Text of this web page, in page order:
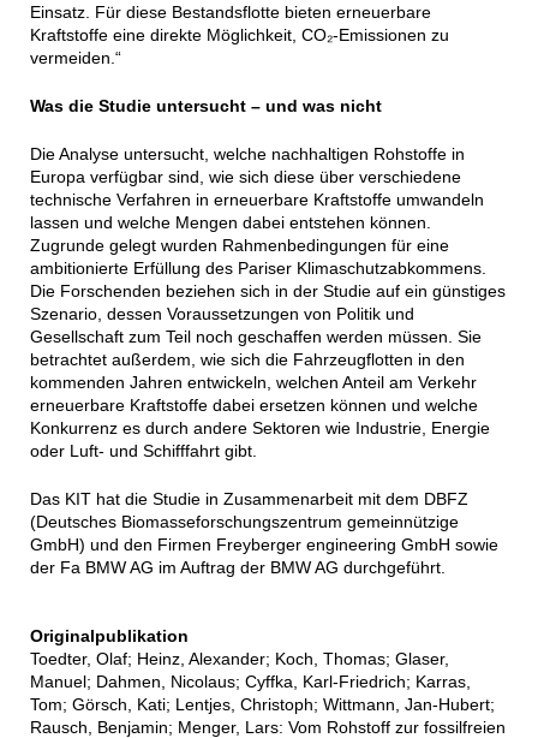
Einsatz. Für diese Bestandsflotte bieten erneuerbare
Kraftstoffe eine direkte Möglichkeit, CO₂-Emissionen zu
vermeiden.“
Was die Studie untersucht – und was nicht
Die Analyse untersucht, welche nachhaltigen Rohstoffe in
Europa verfügbar sind, wie sich diese über verschiedene
technische Verfahren in erneuerbare Kraftstoffe umwandeln
lassen und welche Mengen dabei entstehen können.
Zugrunde gelegt wurden Rahmenbedingungen für eine
ambitionierte Erfüllung des Pariser Klimaschutzabkommens.
Die Forschenden beziehen sich in der Studie auf ein günstiges
Szenario, dessen Voraussetzungen von Politik und
Gesellschaft zum Teil noch geschaffen werden müssen. Sie
betrachtet außerdem, wie sich die Fahrzeugflotten in den
kommenden Jahren entwickeln, welchen Anteil am Verkehr
erneuerbare Kraftstoffe dabei ersetzen können und welche
Konkurrenz es durch andere Sektoren wie Industrie, Energie
oder Luft- und Schifffahrt gibt.
Das KIT hat die Studie in Zusammenarbeit mit dem DBFZ
(Deutsches Biomasseforschungszentrum gemeinnützige
GmbH) und den Firmen Freyberger engineering GmbH sowie
der Fa BMW AG im Auftrag der BMW AG durchgeführt.
Originalpublikation
Toedter, Olaf; Heinz, Alexander; Koch, Thomas; Glaser,
Manuel; Dahmen, Nicolaus; Cyffka, Karl-Friedrich; Karras,
Tom; Görsch, Kati; Lentjes, Christoph; Wittmann, Jan-Hubert;
Rausch, Benjamin; Menger, Lars: Vom Rohstoff zur fossilfreien